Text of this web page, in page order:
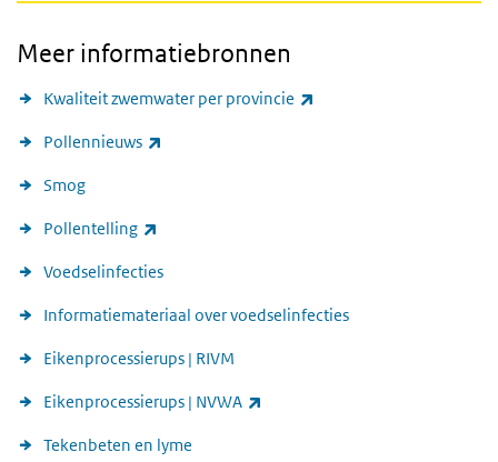
Meer informatiebronnen
Kwaliteit zwemwater per provincie
Pollennieuws
Smog
Pollentelling
Voedselinfecties
Informatiemateriaal over voedselinfecties
Eikenprocessierups | RIVM
Eikenprocessierups | NVWA
Tekenbeten en lyme